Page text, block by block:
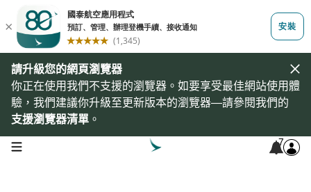
請升級您的網頁瀏覽器
你正在使用我們不支援的瀏覽器。如要享受最佳網站使用體
驗，我們建議你升級至更新版本的瀏覽器—請參閱我們的
支援瀏覽器清單 。
open navigation menu 7